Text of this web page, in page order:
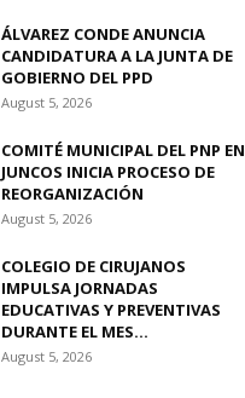
ÁLVAREZ CONDE ANUNCIA
CANDIDATURA A LA JUNTA DE
GOBIERNO DEL PPD
August 5, 2026
COMITÉ MUNICIPAL DEL PNP EN
JUNCOS INICIA PROCESO DE
REORGANIZACIÓN
August 5, 2026
COLEGIO DE CIRUJANOS
IMPULSA JORNADAS
EDUCATIVAS Y PREVENTIVAS
DURANTE EL MES...
August 5, 2026